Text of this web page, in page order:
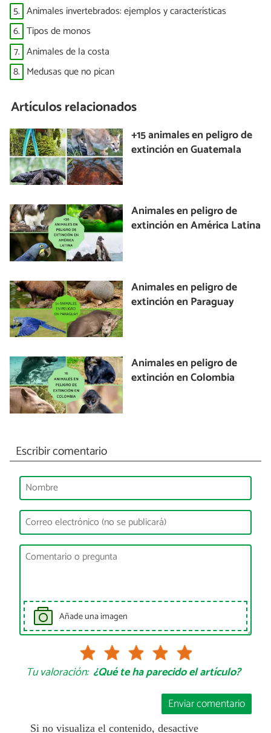
5. Animales invertebrados: ejemplos y características
6. Tipos de monos
7. Animales de la costa
8. Medusas que no pican
Artículos relacionados
+15 animales en peligro de
extinción en Guatemala
Animales en peligro de
extinción en América Latina
Animales en peligro de
extinción en Paraguay
Animales en peligro de
extinción en Colombia
Escribir comentario
Añade una imagen
Tu valoración: ¿Qué te ha parecido el artículo?
Enviar comentario
Si no visualiza el contenido, desactive